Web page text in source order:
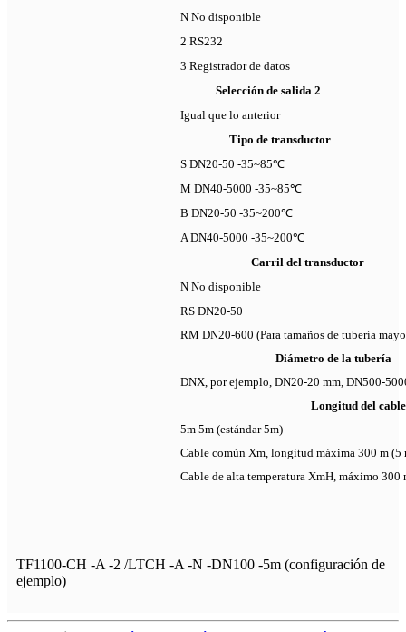
N No disponible
2 RS232
3 Registrador de datos
Selección de salida 2
Igual que lo anterior
Tipo de transductor
S DN20-50 -35~85℃
M DN40-5000 -35~85℃
B DN20-50 -35~200℃
A DN40-5000 -35~200℃
Carril del transductor
N No disponible
RS DN20-50
RM DN20-600 (Para tamaños de tubería
Diámetro de la tubería
DNX, por ejemplo, DN20-20 mm, DN500-
Longitud del cable
5m 5m (estándar 5m)
Cable común Xm, longitud máxima 300 m (5
Cable de alta temperatura XmH, máximo 300
TF1100-CH -A -2 /LTCH -A -N -DN100 -5m (configuración de
ejemplo)